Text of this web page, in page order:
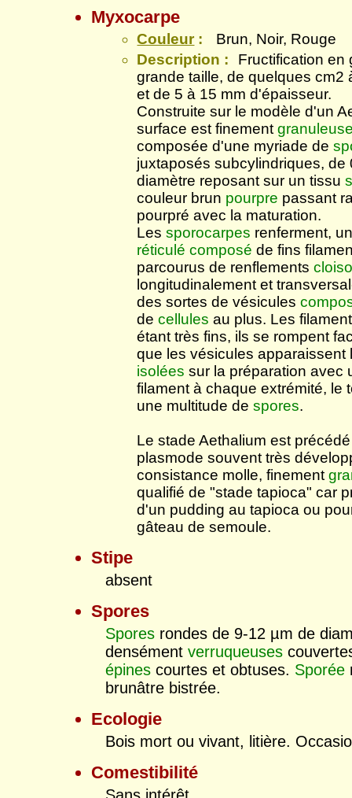
Myxocarpe
Couleur:
Brun, Noir, Rouge
Description :
Fructification en
grande taille, de quelques cm2
et de 5 à 15 mm d'épaisseur.
Construite sur le modèle d'un
surface est finement
composée d'une myriade de
juxtaposés subcylindriques, de
diamètre reposant sur un tissu
couleur brun pourpre passant
pourpré avec la maturation.
Lessporocarpes renferment,
réticulé composé de fins
parcourus de renflements
longitudinalement et
des sortes de vésicules
decellules au plus. Les
étant très fins, ils se rompent
que les vésicules apparaissent
isolées sur la préparation avec
filament à chaque extrémité, le
une multitude despores.
Le stade Aethalium est
plasmode souvent très
consistance molle, finement
qualifié de "stade tapioca" car
d'un pudding au tapioca ou
gâteau de semoule.
Stipe
absent
Spores
Spores rondes de 9-12 µm de
densémentverruqueuses
épines courtes et obtuses. Sporée
brunâtre bistrée.
Ecologie
Bois mort ou vivant, litière.
Comestibilité